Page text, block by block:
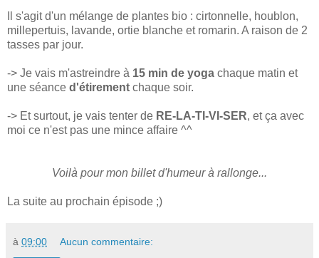
Il s'agit d'un mélange de plantes bio : cirtonnelle, houblon,
millepertuis, lavande, ortie blanche et romarin. A raison de 2
tasses par jour.
-> Je vais m'astreindre à 15 min de yoga chaque matin et
une séance d'étirement chaque soir.
-> Et surtout, je vais tenter de RE-LA-TI-VI-SER, et ça avec
moi ce n'est pas une mince affaire ^^
Voilà pour mon billet d'humeur à rallonge...
La suite au prochain épisode ;)
à 09:00 Aucun commentaire: